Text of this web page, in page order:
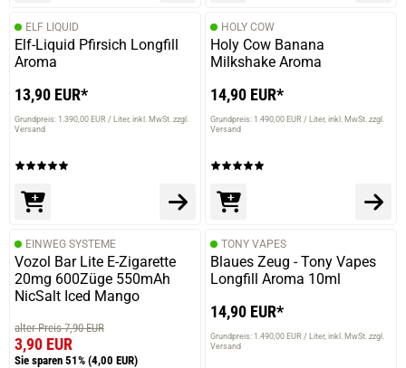
ELF LIQUID
Elf-Liquid Pfirsich Longfill
Aroma
13,90 EUR*
Grundpreis: 1.390,00 EUR / Liter inkl. MwSt. zzgl.
Versand
HOLY COW
Holy Cow Banana
Milkshake Aroma
14,90 EUR*
Grundpreis: 1.490,00 EUR / Liter inkl. MwSt. zzgl.
Versand
EINWEG SYSTEME
Vozol Bar Lite E-Zigarette
20mg 600Züge 550mAh
NicSalt Iced Mango
alter Preis 7,90 EUR
3,90 EUR
Sie sparen 51% (4,00 EUR)
TONY VAPES
Blaues Zeug - Tony Vapes
Longfill Aroma 10ml
14,90 EUR*
Grundpreis: 1.490,00 EUR / Liter inkl. MwSt. zzgl.
Versand